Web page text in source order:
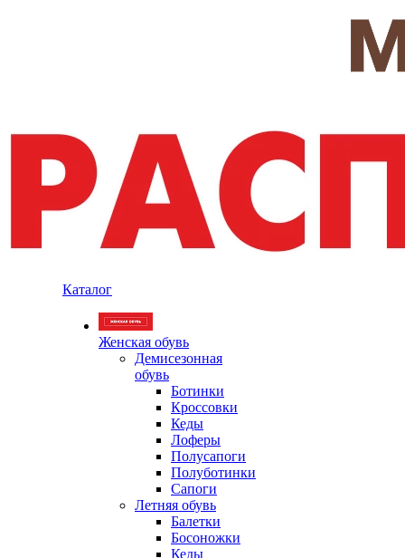
Каталог
Женская обувь
Демисезонная
обувь
Ботинки
Кроссовки
Кеды
Лоферы
Полусапоги
Полуботинки
Сапоги
Летняя обувь
Балетки
Босоножки
Кеды